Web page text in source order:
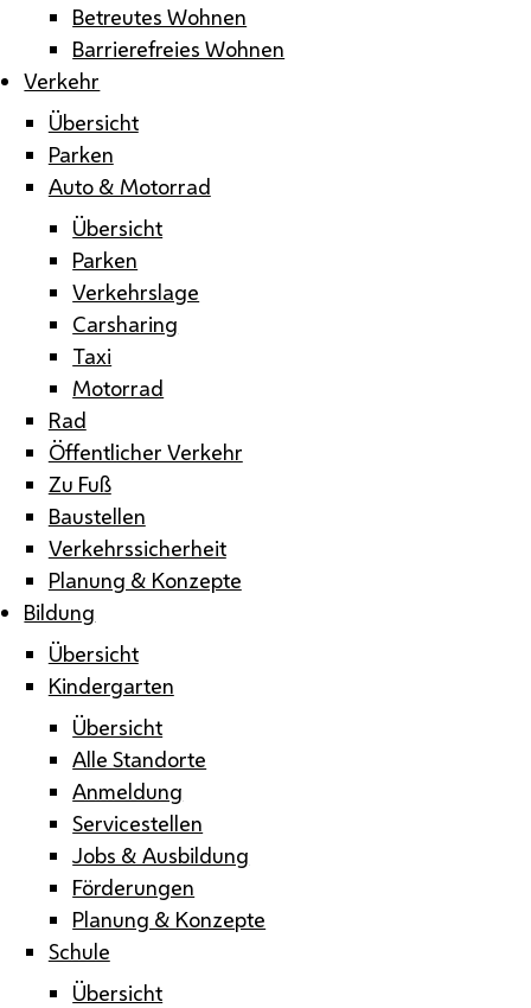
Betreutes Wohnen
Barrierefreies Wohnen
Verkehr
Übersicht
Parken
Auto & Motorrad
Übersicht
Parken
Verkehrslage
Carsharing
Taxi
Motorrad
Rad
Öffentlicher Verkehr
Zu Fuß
Baustellen
Verkehrssicherheit
Planung & Konzepte
Bildung
Übersicht
Kindergarten
Übersicht
Alle Standorte
Anmeldung
Servicestellen
Jobs & Ausbildung
Förderungen
Planung & Konzepte
Schule
Übersicht